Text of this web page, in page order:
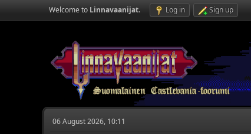
Welcome to Linnavaanijat. Log in Sign up
06 August 2026, 10:11